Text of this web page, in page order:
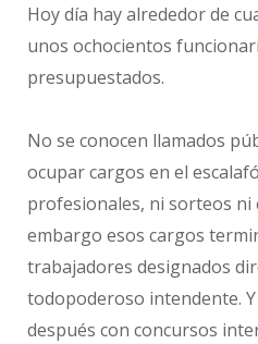
Hoy día hay alrededor de
unos ochocientos
presupuestados.
No se conocen llamados
ocupar cargos en el
profesionales, ni sorteos ni
embargo esos cargos
trabajadores designados
todopoderoso intendente.
después con concursos